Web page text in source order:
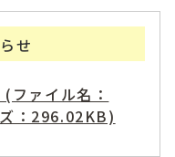
せ
ファイル名：
：296.02KB)